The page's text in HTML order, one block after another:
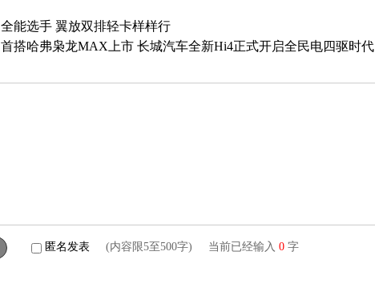
全能选手 翼放双排轻卡样样行
首搭哈弗枭龙MAX上市 长城汽车全新Hi4正式开启全民电四驱时代
匿名发表 (内容限5至500字) 当前已经输入 0 字